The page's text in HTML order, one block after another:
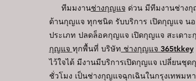
ทีมมงานช่างกุญแจ ด่วน มีทีมงานช่าง
ด้านกุญแจ ทุกชนิด รับบริการ เปิดกุญแจ น
ประเภท ปลดล็อคกุญแจ เปิดกุญแจ สะเด
กุญแจ ทุกพื้นที่ บริษัท ช่างกุญแจ 365tkkey
ไว้ใจได้ มีงานมีบริการเปิดกุญแจ เปลี่ยนชุ
ชั่วโมง เป็นช่างกุญแจฉุกเฉินในกรุงเทพม